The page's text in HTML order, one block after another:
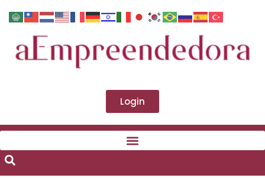
Login